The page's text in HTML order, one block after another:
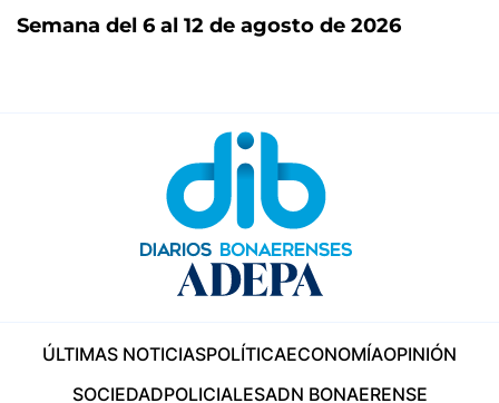
Semana del 6 al 12 de agosto de 2026
ÚLTIMAS NOTICIASPOLÍTICAECONOMÍAOPINIÓN
SOCIEDADPOLICIALESADN BONAERENSE